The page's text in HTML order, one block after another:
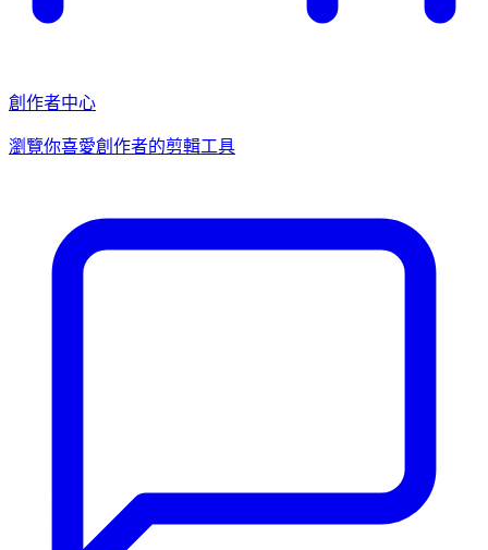
創作者中心
瀏覽你喜愛創作者的剪輯工具